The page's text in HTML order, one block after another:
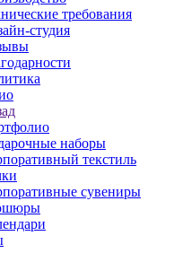
требования
студия
наборы
текстиль
сувениры